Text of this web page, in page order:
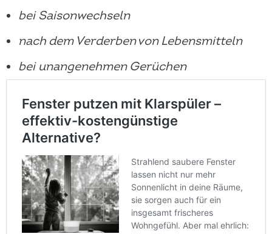
bei Saisonwechseln
nach dem Verderben von Lebensmitteln
bei unangenehmen Gerüchen